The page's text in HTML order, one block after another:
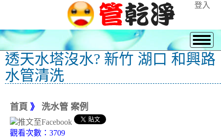
登入
透天水塔沒水? 新竹 湖口 和興路
水管清洗
首頁 》 洗水管 案例
觀看次數：3709